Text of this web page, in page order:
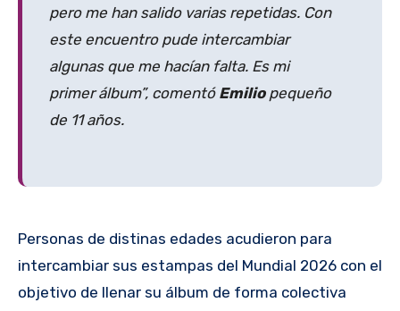
pero me han salido varias repetidas. Con
este encuentro pude intercambiar
algunas que me hacían falta. Es mi
primer álbum”, comentó Emilio pequeño
de 11 años.
Personas de distinas edades acudieron para
intercambiar sus estampas del Mundial 2026 con el
objetivo de llenar su álbum de forma colectiva